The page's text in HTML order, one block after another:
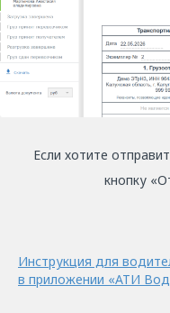
Если хотите
кнопку
Инструкция для
в приложении «АТИ